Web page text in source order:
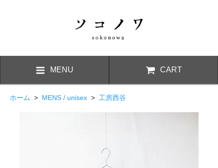
MENU CART
ホーム > MENS / unisex > 工房西谷